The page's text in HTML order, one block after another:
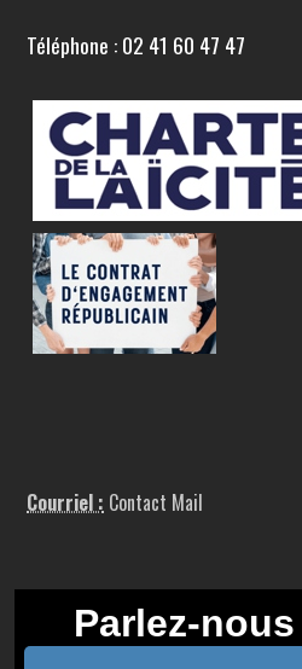
Téléphone : 02 41 60 47 47
Courriel : Contact Mail